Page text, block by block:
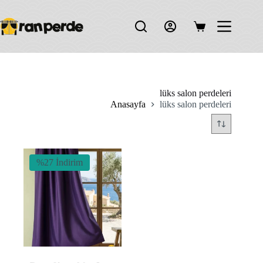
content
Shopping
lüks salon perdeleri
Anasayfa
lüks salon perdeleri
%27 İndirim